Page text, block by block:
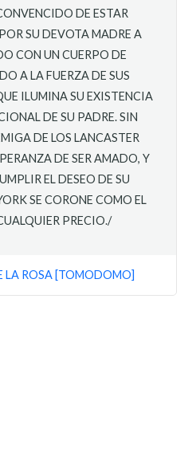
DE ESTAR
SU DEVOTA MADRE A
CON UN CUERPO DE
A LA FUERZA DE SUS
ILUMINA SU EXISTENCIA
DE SU PADRE. SIN
DE LOS LANCASTER
DE SER AMADO, Y
EL DESEO DE SU
SE CORONE COMO EL
PRECIO./
LA ROSA [TOMODOMO]